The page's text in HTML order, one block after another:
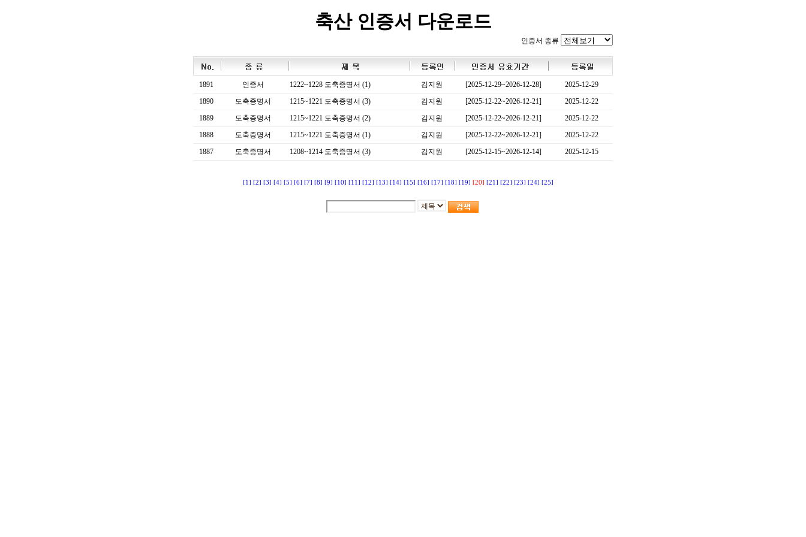
축산 인증서 다운로드
인증서 종류
1891 인증서 1222~1228 도축증명서 (1) 김지원 [2025-12-29~2026-12-28]
2025-12-29
1890
도축증명서 1215~1221 도축증명서 (3) 김지원 [2025-12-22~2026-12-21]
2025-12-22
1889
도축증명서 1215~1221 도축증명서 (2) 김지원 [2025-12-22~2026-12-21]
2025-12-22
1888
도축증명서 1215~1221 도축증명서 (1) 김지원 [2025-12-22~2026-12-21]
2025-12-22
1887
도축증명서 1208~1214 도축증명서 (3) 김지원 [2025-12-15~2026-12-14] 2025-12-15
[1] [2] [3] [4] [5] [6] [7] [8] [9] [10] [11] [12] [13] [14] [15] [16] [17] [18] [19] [20] [21] [22] [23] [24] [25]